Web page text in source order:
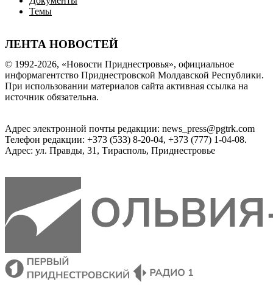
Темы
ЛЕНТА НОВОСТЕЙ
© 1992-2026, «Новости Приднестровья», официальное
информагентство Приднестровской Молдавской Республики.
При использовании материалов сайта активная ссылка на
источник обязательна.
Адрес электронной почты редакции: news_press@pgtrk.com
Телефон редакции: +373 (533) 8-20-04, +373 (777) 1-04-08.
Адрес: ул. Правды, 31, Тирасполь, Приднестровье